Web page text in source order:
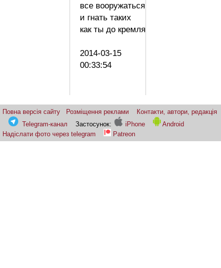
все вооружаться
и гнать таких
как ты до кремля
2014-03-15
00:33:54
Повна версія сайту Розміщення реклами
Контакти, автори, редакція
Telegram-канал
Застосунок: iPhone
Android
Надіслати фото через telegram
Patreon